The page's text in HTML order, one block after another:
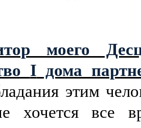
моего
I дома
этим
хочется все